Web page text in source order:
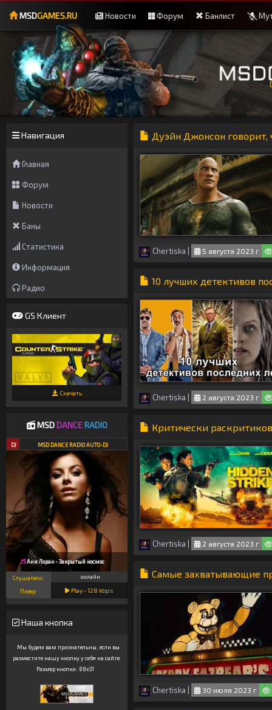
MSDGAMES.RU Новости Форум Банлист
Навигация
Главная
Форум
Новости
Баны
Статистика
Информация
Радио
GS Клиент
Скачать
MSDDANCE RADIO
DJ MSD DANCE RADIO AUTO-DJ
Ани Лорак - Закрытый космос
Слушатели: онлайн
Плеер: Play -128 kbps
Наша кнопка
Мы будем вам признательны, если вы
разместите нашу кнопку у себя на сайте.
Размер кнопки: 88x31
Дуэйн Джонсон говорит,
Chertiska 5 августа 2023 г
10 лучших детективов
Chertiska 2 августа 2023 г
Критически
Chertiska 2 августа 2023 г
Самые захватывающие
Chertiska 30 июля 2023 г